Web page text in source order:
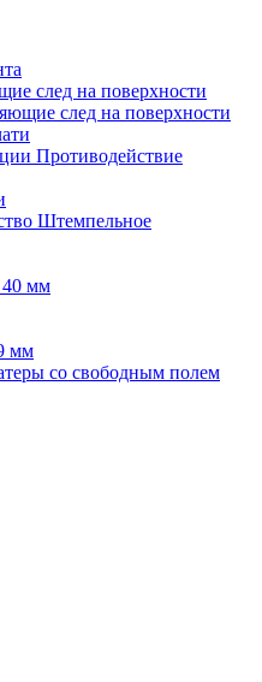
след на поверхности
след на поверхности
Противодействие
Штемпельное
40 мм
мм
со свободным полем